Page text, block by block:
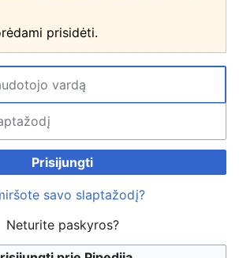
prisidėti.
Prisijungti
savo slaptažodį?
Neturite paskyros?